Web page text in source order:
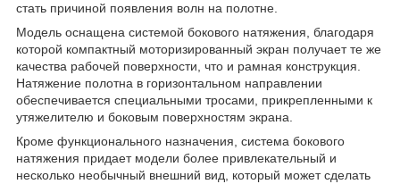
стать причиной появления волн на полотне.
Модель оснащена системой бокового натяжения, благодаря
которой компактный моторизированный экран получает те же
качества рабочей поверхности, что и рамная конструкция.
Натяжение полотна в горизонтальном направлении
обеспечивается специальными тросами, прикрепленными к
утяжелителю и боковым поверхностям экрана.
Кроме функционального назначения, система бокового
натяжения придает модели более привлекательный и
несколько необычный внешний вид, который может сделать